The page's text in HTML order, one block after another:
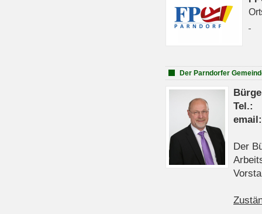
Der Parndorfer
Der